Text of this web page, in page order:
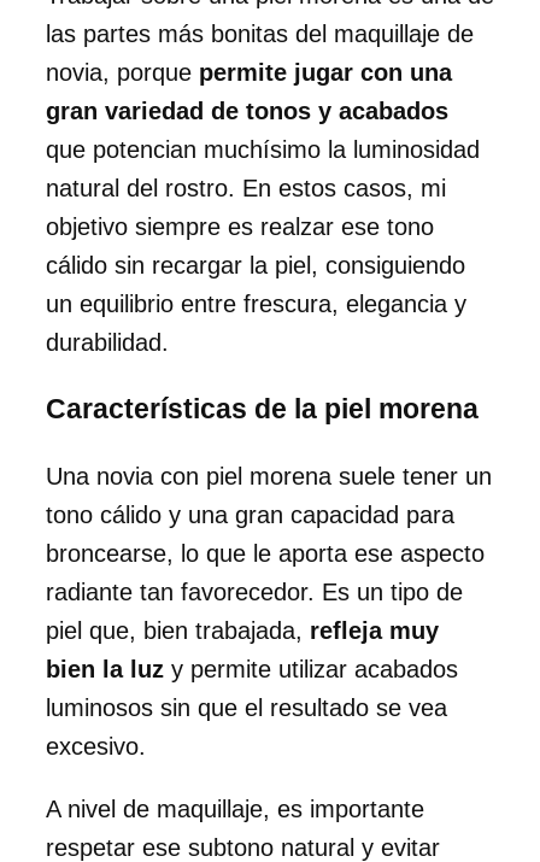
las partes más bonitas del maquillaje de
novia, porque permite jugar con una
gran variedad de tonos y acabados
que potencian muchísimo la luminosidad
natural del rostro. En estos casos, mi
objetivo siempre es realzar ese tono
cálido sin recargar la piel, consiguiendo
un equilibrio entre frescura, elegancia y
durabilidad.
Características de la piel morena
Una novia con piel morena suele tener un
tono cálido y una gran capacidad para
broncearse, lo que le aporta ese aspecto
radiante tan favorecedor. Es un tipo de
piel que, bien trabajada, refleja muy
bien la luz y permite utilizar acabados
luminosos sin que el resultado se vea
excesivo.
A nivel de maquillaje, es importante
respetar ese subtono natural y evitar